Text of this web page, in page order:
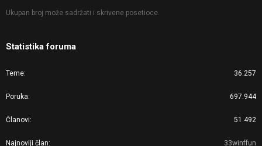
Ukupan broj može sadržati i skrivene posetioce.
Statistika foruma
Teme 36.257
Poruka 697.944
Članovi 51.492
Najnoviji član 33winffun